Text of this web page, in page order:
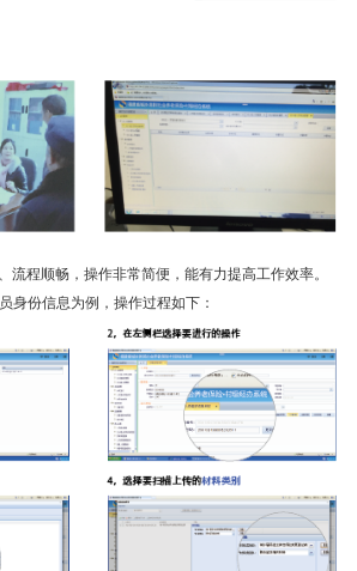
流程顺畅，操作非常简便，能有力提高工作效率。
身份信息为例，操作过程如下：